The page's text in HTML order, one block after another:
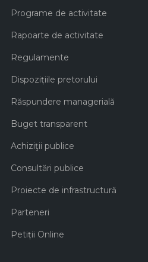
Programe de activitate
Rapoarte de activitate
Regulamente
Dispozițiile pretorului
Răspundere managerială
Buget transparent
Achiziţii publice
Consultări publice
Proiecte de infrastructură
Parteneri
Petiții Online